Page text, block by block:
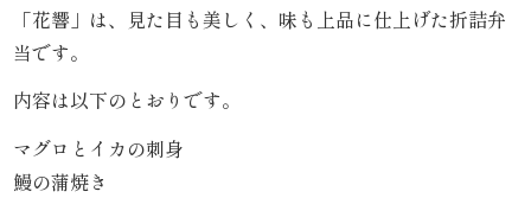
合
わ
せ
こ
「花響」は、見た目も美しく、味も上品に仕上げた折詰弁
当です。
内容は以下のとおりです。
マグロとイカの刺身
鰻の蒲焼き